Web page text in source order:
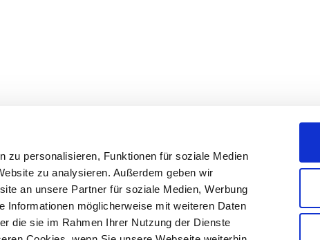
zu personalisieren, Funktionen für soziale Medien
zu analysieren. Außerdem geben wir
an unsere Partner für soziale Medien, Werbung
Informationen möglicherweise mit weiteren Daten
die sie im Rahmen Ihrer Nutzung der Dienste